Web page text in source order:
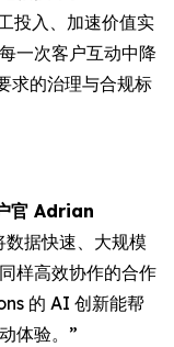
投入、加速价值实
一次客户互动中降
求的治理与合规标
官 Adrian
数据快速、大规模
样高效协作的合作
的 AI 创新能帮
体验。”